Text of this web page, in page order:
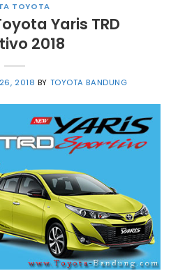
TOYOTA
Yaris TRD
2018
26, 2018 BY TOYOTA BANDUNG